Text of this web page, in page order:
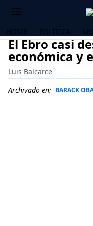
HOME POLÍTICA
El Ebro casi
económica y
Luis Balcarce
Archivado en: BARACK